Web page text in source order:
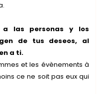
las personas y los
de tus deseos, al
a ti.
et les évènements à
ce ne soit pas eux qui